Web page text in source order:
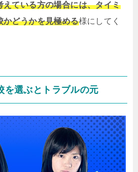
えている方の場合には、タイミ
かどうかを見極める様にしてく
を選ぶとトラブルの元